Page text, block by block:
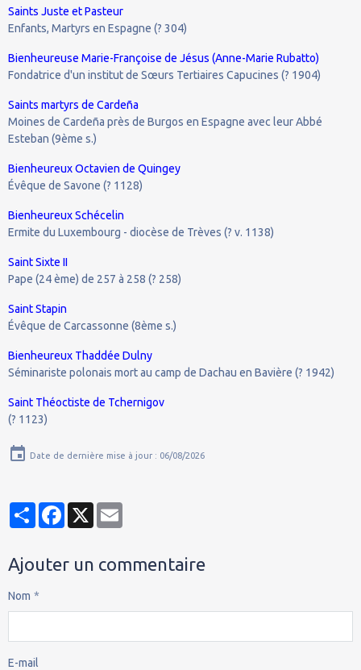
Saints Juste et Pasteur
Enfants, Martyrs en Espagne (? 304)
Bienheureuse Marie-Françoise de Jésus (Anne-Marie Rubatto)
Fondatrice d'un institut de Sœurs Tertiaires Capucines (? 1904)
Saints martyrs de Cardeña
Moines de Cardeña près de Burgos en Espagne avec leur Abbé
Esteban (9ème s.)
Bienheureux Octavien de Quingey
Évêque de Savone (? 1128)
Bienheureux Schécelin
Ermite du Luxembourg - diocèse de Trèves (? v. 1138)
Saint Sixte II
Pape (24 ème) de 257 à 258 (? 258)
Saint Stapin
Évêque de Carcassonne (8ème s.)
Bienheureux Thaddée Dulny
Séminariste polonais mort au camp de Dachau en Bavière (? 1942)
Saint Théoctiste de Tchernigov
(? 1123)
Date de dernière mise à jour : 06/08/2026
PartagerFacebook
X
Ajouter un commentaire
Nom
E-mail